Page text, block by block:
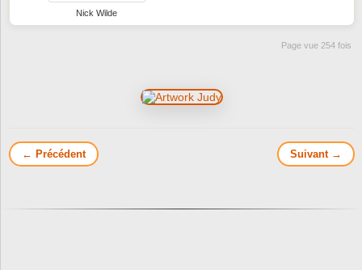
Nick Wilde
Page vue 254 fois
← Précédent Suivant →